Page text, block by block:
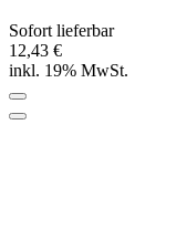
Sofort lieferbar
12,43 €
inkl. 19% MwSt.